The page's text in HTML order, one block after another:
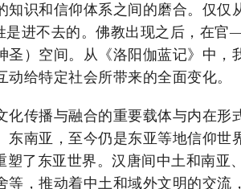
识和信仰体系之间的磨合。仅
是进不去的。佛教出现之后，在
）空间。从《洛阳伽蓝记》中
给特定社会所带来的全面变化。
传播与融合的重要载体与内在
南亚，至今仍是东亚等地信仰
了东亚世界。汉唐间中土和南
等，推动着中土和域外文明的交